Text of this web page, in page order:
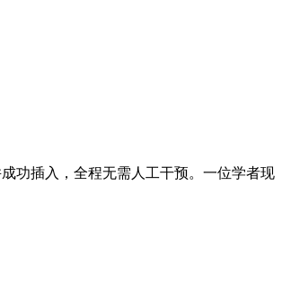
功插入，全程无需人工干预。一位学者现